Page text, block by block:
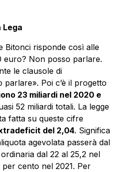
Lega
Bitonci risponde così alle
euro? Non posso parlare.
le clausole di
Poi c’è il progetto
23 miliardi nel 2020 e
52 miliardi totali. La legge
fatta su queste cifre
del 2,04. Significa
agevolata passerà dal
dal 22 al 25,2 nel
cento nel 2021. Per